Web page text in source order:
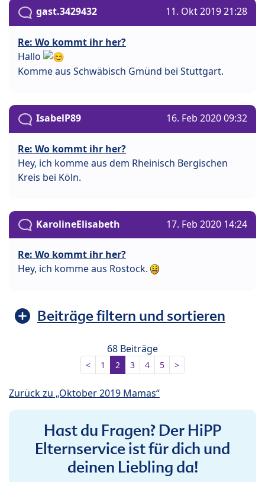
gast.3429432 11. Okt 2019 21:28
Re: Wo kommt ihr her?
Hallo
Komme aus Schwäbisch Gmünd bei Stuttgart.
IsabelP89 16. Feb 2020 09:32
Re: Wo kommt ihr her?
Hey, ich komme aus dem Rheinisch Bergischen
Kreis bei Köln.
KarolineElisabeth 17. Feb 2020 14:24
Re: Wo kommt ihr her?
Hey, ich komme aus Rostock.
Beiträge filtern und sortieren
68 Beiträge
< 1 2 3 4 5 >
Zurück zu „Oktober 2019 Mamas“
Hast du Fragen? Der HiPP
Elternservice ist für dich und
deinen Liebling da!